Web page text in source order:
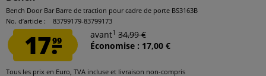
Bench Door Bar Barre de traction pour cadre de porte BS3163B
No. d’article :
83799179-83799173
17.99
avant1 34,99 €
Économise : 17,00 €
Tous les prix en Euro, TVA incluse et livraison non-compris